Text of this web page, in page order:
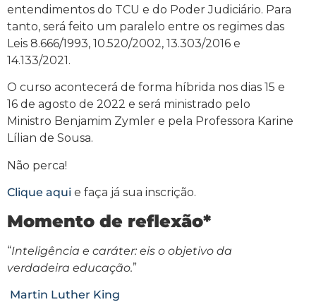
entendimentos do TCU e do Poder Judiciário. Para
tanto, será feito um paralelo entre os regimes das
Leis 8.666/1993, 10.520/2002, 13.303/2016 e
14.133/2021.
O curso acontecerá de forma híbrida nos dias 15 e
16 de agosto de 2022 e será ministrado pelo
Ministro Benjamim Zymler e pela Professora Karine
Lílian de Sousa.
Não perca!
Clique aqui e faça já sua inscrição.
Momento de reflexão*
“Inteligência e caráter: eis o objetivo da
verdadeira educação.”
Martin Luther King